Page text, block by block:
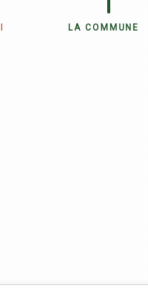
LA COMMUNE